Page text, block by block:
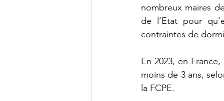
Vœux et Questions diverses
Se loger
nombreux maires
de l’Etat pour
contraintes de
En 2023, en
moins de 3 ans,
la FCPE.